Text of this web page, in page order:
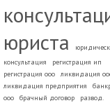
юриста
консультация
регистрация ип
регистрация ооо
ликвидация
ликвидация предприятия
ооо
брачный договор
развод.